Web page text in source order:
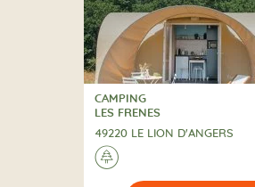
CAMPING
CAMPING
LES FRENES
49220 LE LION D'ANGERS
A la campagne
🌲